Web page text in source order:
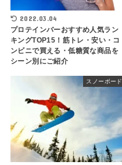
2022.03.04
プロテインバーおすすめ人気ラン
キングTOP15！筋トレ・安い・コ
ンビニで買える・低糖質な商品を
シーン別にご紹介
スノーボード